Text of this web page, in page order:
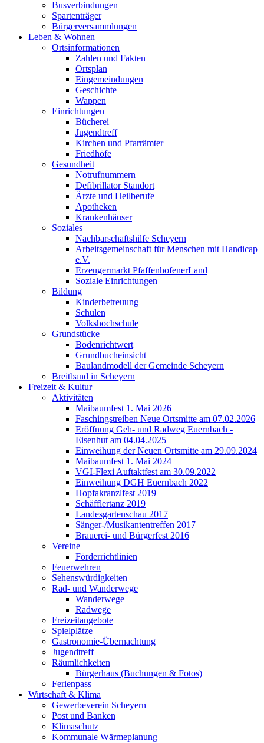
Busverbindungen
Spartenträger
Bürgerversammlungen
Leben & Wohnen
Ortsinformationen
Zahlen und Fakten
Ortsplan
Eingemeindungen
Geschichte
Wappen
Einrichtungen
Bücherei
Jugendtreff
Kirchen und Pfarrämter
Friedhöfe
Gesundheit
Notrufnummern
Defibrillator Standort
Ärzte und Heilberufe
Apotheken
Krankenhäuser
Soziales
Nachbarschaftshilfe Scheyern
Arbeitsgemeinschaft für Menschen mit Handicap
e.V.
Erzeugermarkt PfaffenhofenerLand
Soziale Einrichtungen
Bildung
Kinderbetreuung
Schulen
Volkshochschule
Grundstücke
Bodenrichtwert
Grundbucheinsicht
Baulandmodell der Gemeinde Scheyern
Breitband in Scheyern
Freizeit & Kultur
Aktivitäten
Maibaumfest 1. Mai 2026
Faschingstreiben Neue Ortsmitte am 07.02.2026
Eröffnung Geh- und Radweg Euernbach -
Eisenhut am 04.04.2025
Einweihung der Neuen Ortsmitte am 29.09.2024
Maibaumfest 1. Mai 2024
VGI-Flexi Auftaktfest am 30.09.2022
Einweihung DGH Euernbach 2022
Hopfakranzlfest 2019
Schäfflertanz 2019
Landesgartenschau 2017
Sänger-/Musikantentreffen 2017
Brauerei- und Bürgerfest 2016
Vereine
Förderrichtlinien
Feuerwehren
Sehenswürdigkeiten
Rad- und Wanderwege
Wanderwege
Radwege
Freizeitangebote
Spielplätze
Gastronomie-Übernachtung
Jugendtreff
Räumlichkeiten
Bürgerhaus (Buchungen & Fotos)
Ferienpass
Wirtschaft & Klima
Gewerbeverein Scheyern
Post und Banken
Klimaschutz
Kommunale Wärmeplanung